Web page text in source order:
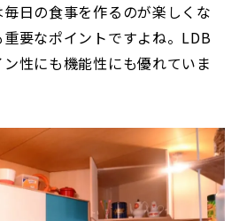
日の食事を作るのが楽しくな
要なポイントですよね。LDB
性にも機能性にも優れていま